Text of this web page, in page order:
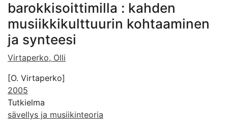
barokkisoittimilla : kahden
musiikkikulttuurin kohtaaminen
ja synteesi
Virtaperko, Olli
[O. Virtaperko]
2005
Tutkielma
sävellys ja musiikinteoria